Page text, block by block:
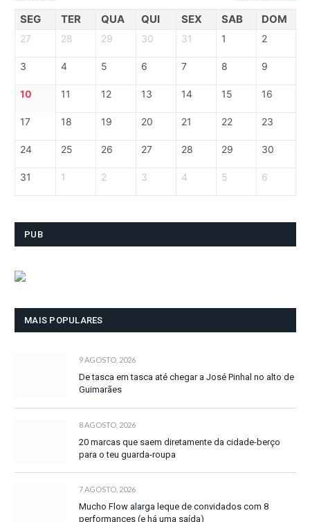
SEG TER QUA QUI SEX SAB DOM
27 28 29 30 31 1 2
3 4 5 6 7 8 9
10 11 12 13 14 15 16
17 18 19 20 21 22 23
24 25 26 27 28 29 30
31 1 2 3 4 5 6
PUB
MAIS POPULARES
9 AGOSTO, 2026
De tasca em tasca até chegar a José Pinhal no alto de
Guimarães
8 AGOSTO, 2026
20 marcas que saem diretamente da cidade-berço
para o teu guarda-roupa
7 AGOSTO, 2026
Mucho Flow alarga leque de convidados com 8
performances (e há uma saída)